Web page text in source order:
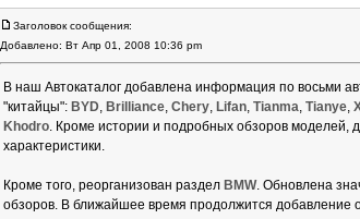
Заголовок сообщения:
Добавлено: Вт Апр 01, 2008 10:36 pm
В наш Автокаталог добавлена информация по восьми
"китайцы": BYD, Brilliance, Chery, Lifan, Tianma, Tianye,
Khodro. Кроме истории и подробных обзоров моделей,
характеристики.
Кроме того, реорганизован раздел BMW. Обновлена
обзоров. В ближайшее время продолжится добавление